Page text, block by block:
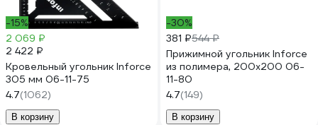
-15%
2 069 ₽
2 422 ₽
Кровельный угольник Inforce
305 мм 06-11-75
4.7(1062)
В корзину
-30%
381 ₽544 ₽
Прижимной угольник Inforce
из полимера, 200х200 06-
11-80
4.7(149)
В корзину